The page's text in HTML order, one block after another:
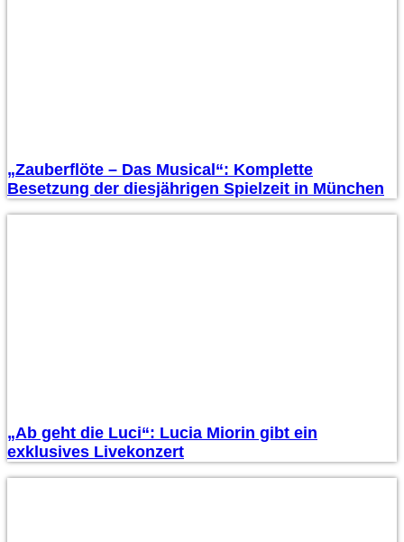
„Zauberflöte – Das Musical“: Komplette
Besetzung der diesjährigen Spielzeit in München
„Ab geht die Luci“: Lucia Miorin gibt ein
exklusives Livekonzert